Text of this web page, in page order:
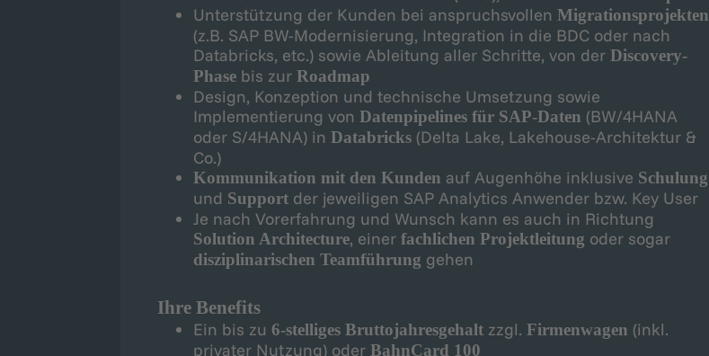
Unterstützung der Kunden bei anspruchsvollen Migrationsprojekten
(z.B. SAP BW-Modernisierung, Integration in die BDC oder nach
Databricks, etc.) sowie Ableitung aller Schritte, von der Discovery-
Phase bis zur Roadmap
Design, Konzeption und technische Umsetzung sowie
Implementierung von Datenpipelines für SAP-Daten (BW/4HANA
oder S/4HANA) in Databricks (Delta Lake, Lakehouse-Architektur &
Co.)
Kommunikation mit den Kunden auf Augenhöhe inklusive Schulung
und Support der jeweiligen SAP Analytics Anwender bzw. Key User
Je nach Vorerfahrung und Wunsch kann es auch in Richtung
Solution Architecture, einer fachlichen Projektleitung oder sogar
disziplinarischen Teamführung gehen
Ihre Benefits
Ein bis zu 6-stelliges Bruttojahresgehalt zzgl. Firmenwagen (inkl.
privater Nutzung) oder BahnCard 100